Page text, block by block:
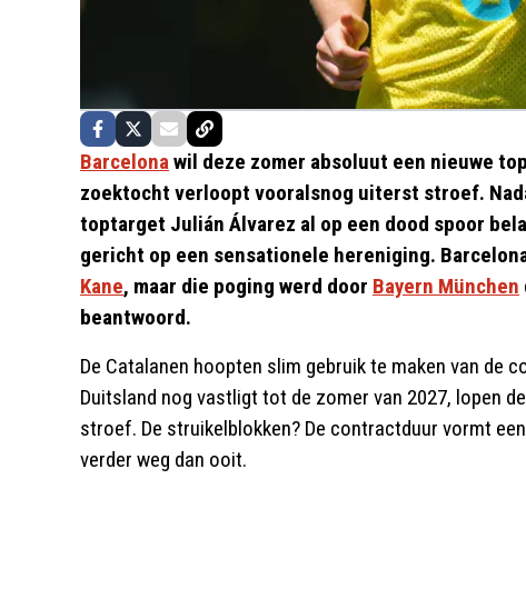
Barcelonawil deze zomer absoluut een nieuwe
zoektocht verloopt vooralsnog uiterst stroef.
toptarget Julián Álvarez al op een dood spoor
gericht op een sensationele hereniging.
Kane, maar die poging werd door Bayern München
beantwoord.
De Catalanen hoopten slim gebruik te maken van de
Duitsland nog vastligt tot de zomer van 2027, lopen
stroef. De struikelblokken? De contractduur vormt
verder weg dan ooit.